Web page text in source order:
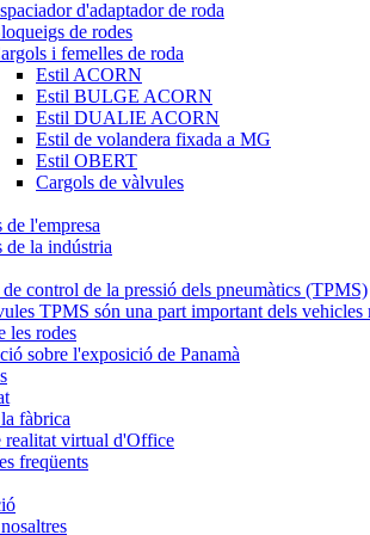
d'adaptador de roda
de rodes
i femelles de roda
Estil ACORN
Estil BULGE ACORN
Estil DUALIE ACORN
Estil de volandera fixada a MG
Estil OBERT
Cargols de vàlvules
l'empresa
de la indústria
de control de la pressió dels pneumàtics (TPMS)
TPMS són una part important dels vehicles
les rodes
sobre l'exposició de Panamà
fàbrica
realitat virtual d'Office
freqüents